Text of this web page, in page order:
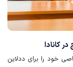
کانادا
خود را برای ددلاین